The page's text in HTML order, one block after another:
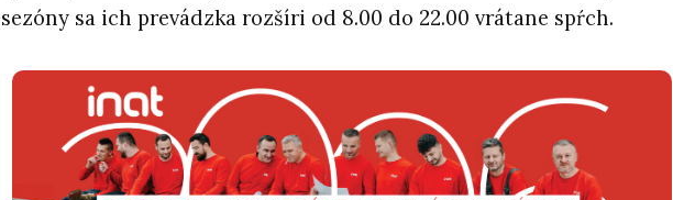
sezóny sa ich prevádzka rozšíri od 8.00 do 22.00 vrátane spŕch.